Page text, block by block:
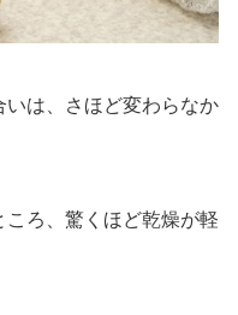
は、さほど変わらなか
ろ、驚くほど乾燥が軽